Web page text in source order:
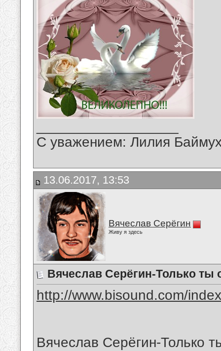
С уважением: Лилия
13.06.2017, 13:53
Вячеслав Серёгин
Живу я здесь
Вячеслав Серёгин-Только ты
http://www.bisound.com/
Вячеслав Серёгин-Только